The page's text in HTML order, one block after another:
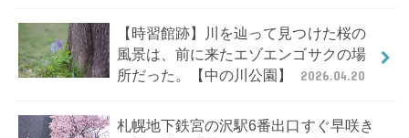
【時習館跡】川を辿って見つけた桜の
風景は、前に来たエゾエンゴサクの場
所だった。【中の川公園】
2026.04.20
札幌地下鉄宮の沢駅6番出口すぐ早咲き